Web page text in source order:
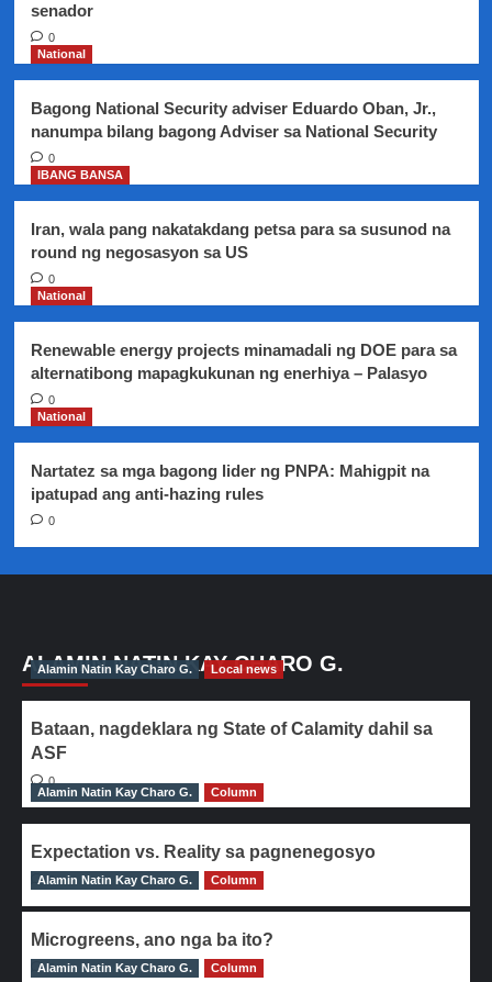
motorista
simula
araw
senador
0
National
Bagong National Security adviser Eduardo Oban, Jr.,
nanumpa bilang bagong Adviser sa National Security
0
IBANG BANSA
Iran, wala pang nakatakdang petsa para sa susunod na
round ng negosasyon sa US
0
National
Renewable energy projects minamadali ng DOE para sa
alternatibong mapagkukunan ng enerhiya – Palasyo
0
National
Nartatez sa mga bagong lider ng PNPA: Mahigpit na
ipatupad ang anti-hazing rules
0
ALAMIN NATIN KAY CHARO G.
Alamin Natin Kay Charo G. Local news
Bataan, nagdeklara ng State of Calamity dahil sa
ASF
0
Alamin Natin Kay Charo G.
Column
Expectation vs. Reality sa pagnenegosyo
0
Alamin Natin Kay Charo G. Column
Microgreens, ano nga ba ito?
0
Alamin Natin Kay Charo G. Column